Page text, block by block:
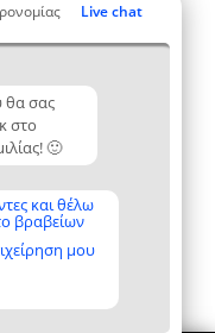
Live chat
θα σας
στο
🙂
και θέλω
βραβείων
μου